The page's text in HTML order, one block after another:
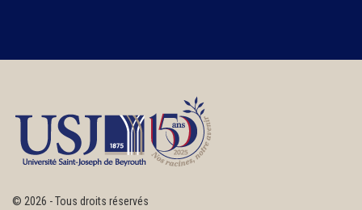
© 2026 - Tous droits réservés